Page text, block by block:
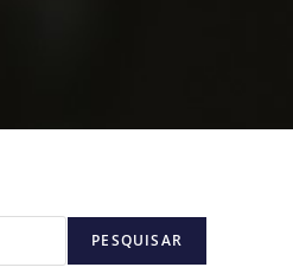
PESQUISAR